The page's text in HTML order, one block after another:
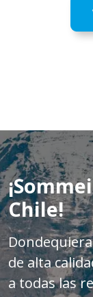
Chile!
de alta
a todas las